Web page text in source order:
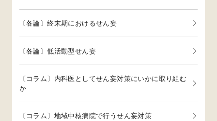
〔各論〕終末期におけるせん妄
〔各論〕低活動型せん妄
〔コラム〕内科医としてせん妄対策にいかに取り組む
か
〔コラム〕地域中核病院で行うせん妄対策